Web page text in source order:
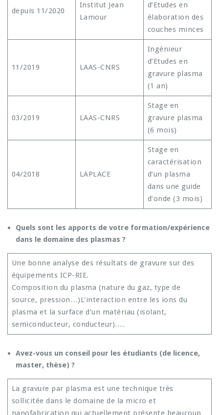
depuis 11/2020
Institut Jean
Lamour
d’Etudes en
élaboration des
couches minces
11/2019 LAAS-CNRS
Ingénieur
d’Etudes en
gravure plasma
(1 an)
03/2019 LAAS-CNRS
Stage en
gravure plasma
(6 mois)
04/2018 LAPLACE
Stage en
caractérisation
d’un plasma
dans une guide
d’onde (3 mois)
Quels sont les apports de votre formation/expérience
dans le domaine des plasmas ?
Une bonne analyse des résultats de gravure sur des
équipements ICP-RIE.
Composition du plasma (nature du gaz, type de
source, pression…)L’interaction entre les ions du
plasma et la surface d’un matériau (isolant,
semiconducteur, conducteur)….
Avez-vous un conseil pour les étudiants (de licence,
master, thèse) ?
La gravure par plasma est une technique très
sollicitée dans le domaine de la micro et
nanofabrication qui actuellement présente beaucoup